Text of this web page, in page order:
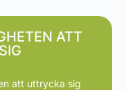
ATT
att uttrycka sig